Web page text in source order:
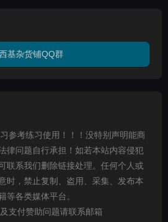
基杂货铺QQ群
参考练习使用！！！没特别声明能商
律问题自行承担！如若本站内容侵犯
联系我们删除链接处理。任何个人或
时，禁止复制、盗用、采集、发布本
等各类媒体平台。
支付赞助问题请联系邮箱